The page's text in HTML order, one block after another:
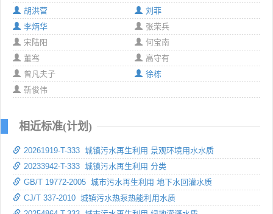
胡洪营
刘菲
李炳华
张荣兵
宋陆阳
何宝南
董骞
高守有
曾凡夫子
徐栋
靳俊伟
相近标准(计划)
20261919-T-333 城镇污水再生利用 景观环境用水水质
20233942-T-333 城镇污水再生利用 分类
GB/T 19772-2005 城市污水再生利用 地下水回灌水质
CJ/T 337-2010 城镇污水热泵热能利用水质